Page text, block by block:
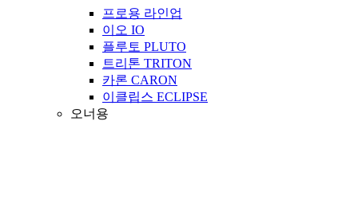
프로용 라인업
이오 IO
플루토 PLUTO
트리톤 TRITON
카론 CARON
이클립스 ECLIPSE
오너용